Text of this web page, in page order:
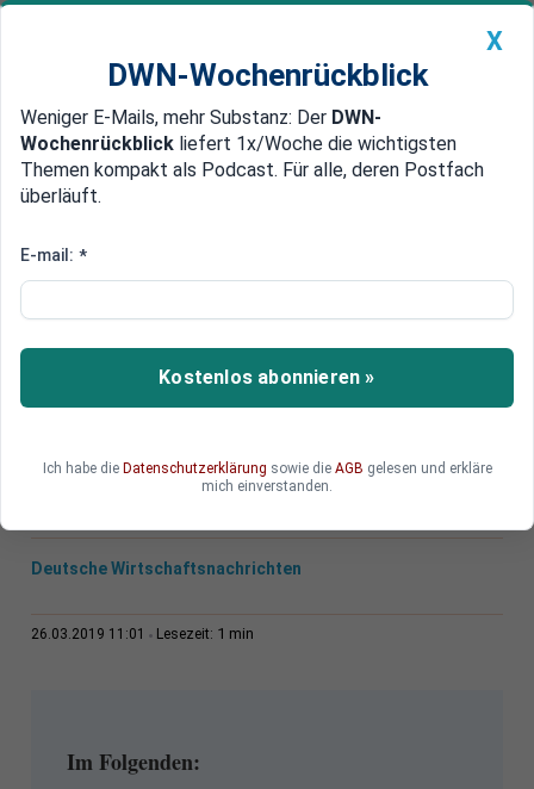
Newsticker MEIN DWN: Geldanlage Premium
Edelmetalle DWN-Magazin China
Frankreich schließt Milliarden-Verträge ab
Neue Seidenstraße: Europäer
rollen China den roten Teppich
aus
Anlässlich des Besuchs des chinesischen
Milliardenhöhe abgeschlossen worden.
Deutsche Wirtschaftsnachrichten
26.03.2019 11:01 Lesezeit: 1 min
Im Folgenden:
X
DWN-Wochenrückblick
Weniger E-Mails, mehr Substanz: Der DWN-
Wochenrückblick liefert 1x/Woche die wichtigsten
Themen kompakt als Podcast. Für alle, deren Postfach
überläuft.
E-mail: *
Kostenlos abonnieren »
Ich habe die Datenschutzerklärung sowie die AGB gelesen und erkläre
mich einverstanden.